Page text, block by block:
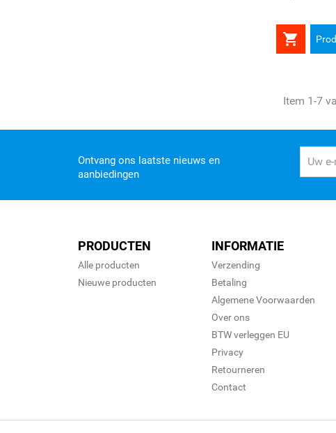

Item 1-7
Ontvang ons laatste nieuws en
aanbiedingen
PRODUCTEN
Alle producten
Nieuwe producten
INFORMATIE
Verzending
Betaling
Algemene Voorwaarden
Over ons
BTW verleggen EU
Privacy
Retourneren
Contact